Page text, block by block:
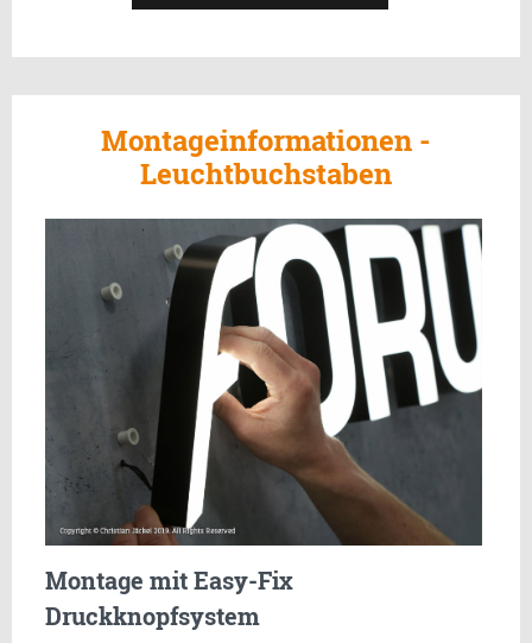
Montageinformationen -
Leuchtbuchstaben
Montage mit Easy-Fix
Druckknopfsystem